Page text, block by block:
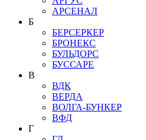
АРСЕНАЛ
Б
БЕРСЕРКЕР
БРОНЕКС
БУЛЬДОРС
БУССАРЕ
В
ВДК
ВЕРДА
ВОЛГА-БУНКЕР
ВФД
Г